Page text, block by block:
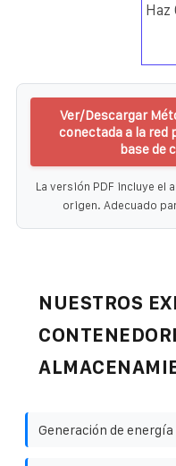
Haz
Ver/Descargar
conectada a la red
base de
La versión PDF incluye
origen. Adecuado
NUESTROS
Generación de